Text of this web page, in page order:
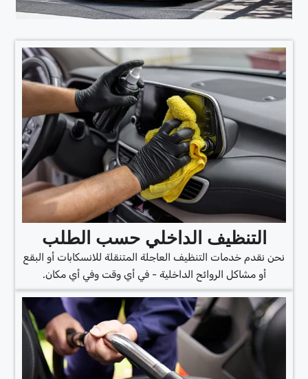
التنظيف الداخلي حسب الطلب
نحن نقدم خدمات التنظيف العاجلة المتنقلة للانسكابات أو البقع
أو مشاكل الروائح الداخلية - في أي وقت وفي أي مكان.